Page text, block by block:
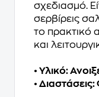
σχεδιασμό.
σερβίρεις
το πρακτικό
και
• Υλικό:
•